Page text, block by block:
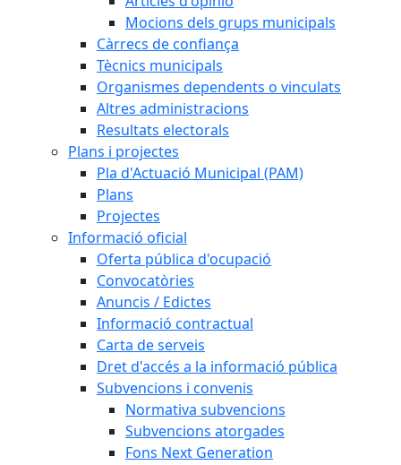
Mocions dels grups municipals
Càrrecs de confiança
Tècnics municipals
Organismes dependents o vinculats
Altres administracions
Resultats electorals
Plans i projectes
Pla d'Actuació Municipal (PAM)
Plans
Projectes
Informació oficial
Oferta pública d'ocupació
Convocatòries
Anuncis / Edictes
Informació contractual
Carta de serveis
Dret d'accés a la informació pública
Subvencions i convenis
Normativa subvencions
Subvencions atorgades
Fons Next Generation